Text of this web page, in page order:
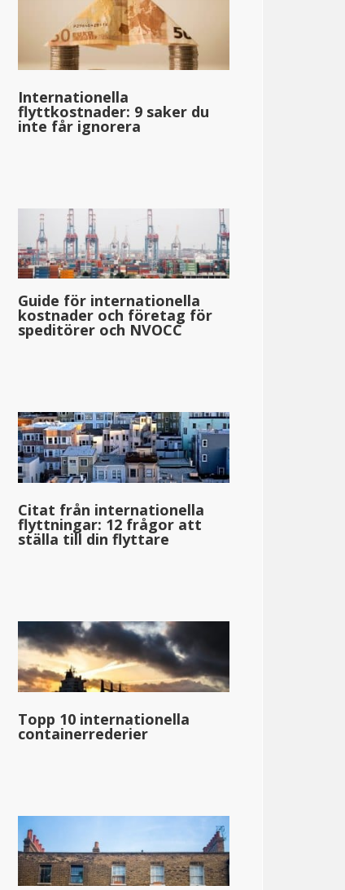
Internationella
flyttkostnader: 9 saker du
inte får ignorera
Guide för internationella
kostnader och företag för
speditörer och NVOCC
Citat från internationella
flyttningar: 12 frågor att
ställa till din flyttare
Topp 10 internationella
containerrederier